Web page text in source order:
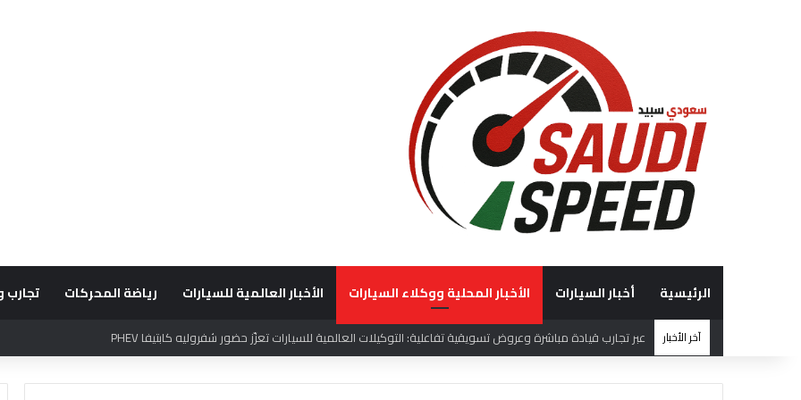
الرئيسية أخبار السيارات الأخبار المحلية ووكلاء السيارات الأخبار العالمية للسيارات رياضة المحركات تجارب
آخر الأخبار “الوعلان للتجارة” تحصد جائزة “شريك إرث التميّز” في قمة “شركاء هيونداي لعام 2026” تقديراً للتميّز التشغيلي وريادة تجارب العميل